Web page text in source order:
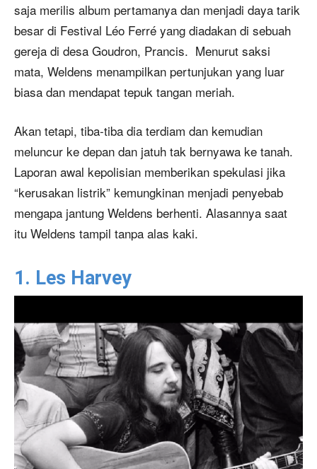
saja merilis album pertamanya dan menjadi daya tarik
besar di Festival Léo Ferré yang diadakan di sebuah
gereja di desa Goudron, Prancis. Menurut saksi
mata, Weldens menampilkan pertunjukan yang luar
biasa dan mendapat tepuk tangan meriah.
Akan tetapi, tiba-tiba dia terdiam dan kemudian
meluncur ke depan dan jatuh tak bernyawa ke tanah.
Laporan awal kepolisian memberikan spekulasi jika
“kerusakan listrik” kemungkinan menjadi penyebab
mengapa jantung Weldens berhenti. Alasannya saat
itu Weldens tampil tanpa alas kaki.
1. Les Harvey